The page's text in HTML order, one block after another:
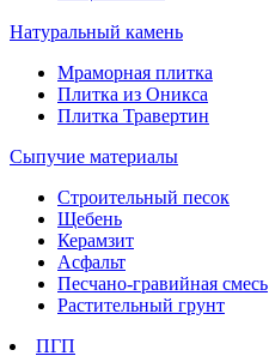
Натуральный камень
Мраморная плитка
Плитка из Оникса
Плитка Травертин
Сыпучие материалы
Строительный песок
Щебень
Керамзит
Асфальт
Песчано-гравийная смесь
Растительный грунт
ПГП